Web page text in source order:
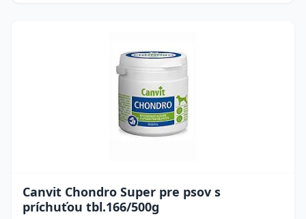
Canvit Chondro Super pre psov s
príchuťou tbl.166/500g